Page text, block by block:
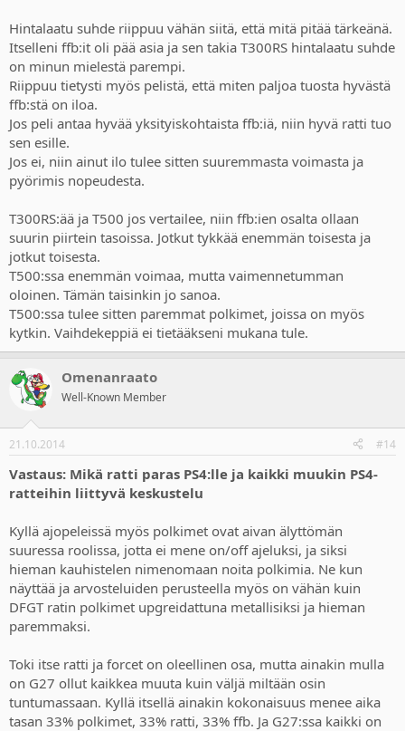
Hintalaatu suhde riippuu vähän siitä, että mitä pitää tärkeänä.
Itselleni ffb:it oli pää asia ja sen takia T300RS hintalaatu suhde
on minun mielestä parempi.
Riippuu tietysti myös pelistä, että miten paljoa tuosta hyvästä
ffb:stä on iloa.
Jos peli antaa hyvää yksityiskohtaista ffb:iä, niin hyvä ratti tuo
sen esille.
Jos ei, niin ainut ilo tulee sitten suuremmasta voimasta ja
pyörimis nopeudesta.
T300RS:ää ja T500 jos vertailee, niin ffb:ien osalta ollaan
suurin piirtein tasoissa. Jotkut tykkää enemmän toisesta ja
jotkut toisesta.
T500:ssa enemmän voimaa, mutta vaimennetumman
oloinen. Tämän taisinkin jo sanoa.
T500:ssa tulee sitten paremmat polkimet, joissa on myös
kytkin. Vaihdekeppiä ei tietääkseni mukana tule.
Omenanraato
Well-Known Member
21.10.2014 #14
Vastaus: Mikä ratti paras PS4:lle ja kaikki muukin PS4-
ratteihin liittyvä keskustelu
Kyllä ajopeleissä myös polkimet ovat aivan älyttömän
suuressa roolissa, jotta ei mene on/off ajeluksi, ja siksi
hieman kauhistelen nimenomaan noita polkimia. Ne kun
näyttää ja arvosteluiden perusteella myös on vähän kuin
DFGT ratin polkimet upgreidattuna metallisiksi ja hieman
paremmaksi.
Toki itse ratti ja forcet on oleellinen osa, mutta ainakin mulla
on G27 ollut kaikkea muuta kuin väljä miltään osin
tuntumassaan. Kyllä itsellä ainakin kokonaisuus menee aika
tasan 33% polkimet, 33% ratti, 33% ffb. Ja G27:ssa kaikki on